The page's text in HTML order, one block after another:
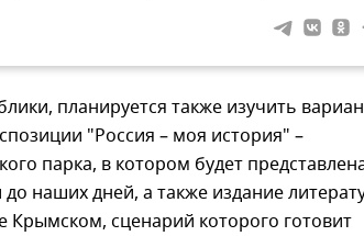
планируется также изучить
"Россия – моя история" –
парка, в котором будет
наших дней, а также издание
сценарий которого готовит